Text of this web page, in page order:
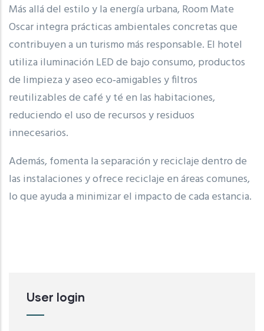
Más allá del estilo y la energía urbana, Room Mate
Oscar integra prácticas ambientales concretas que
contribuyen a un turismo más responsable. El hotel
utiliza iluminación LED de bajo consumo, productos
de limpieza y aseo eco‑amigables y filtros
reutilizables de café y té en las habitaciones,
reduciendo el uso de recursos y residuos
innecesarios.
Además, fomenta la separación y reciclaje dentro de
las instalaciones y ofrece reciclaje en áreas comunes,
lo que ayuda a minimizar el impacto de cada estancia.
User login